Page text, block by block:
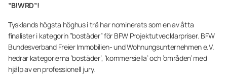
”B!WRD”!
Tysklands högsta höghus i trä har nominerats som en av åtta
finalister i kategorin ”bostäder” för BFW Projektutvecklarpriser. BFW
Bundesverband Freier Immobilien- und Wohnungsunternehmen e.V.
hedrar kategorierna ’bostäder’, ’kommersiella’ och ’områden’ med
hjälp av en professionell jury.